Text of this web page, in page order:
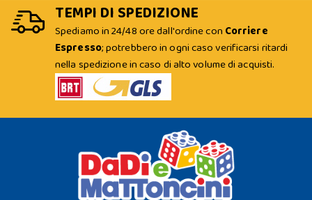
TEMPI DI SPEDIZIONE
Spediamo in 24/48 ore dall'ordine con Corriere
Espresso; potrebbero in ogni caso verificarsi ritardi
nella spedizione in caso di alto volume di acquisti.